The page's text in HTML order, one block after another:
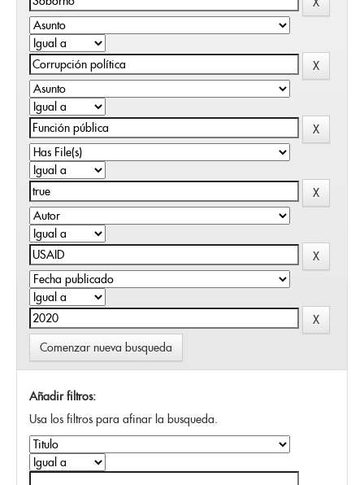
Comenzar nueva busqueda
Añadir filtros:
Usa los filtros para afinar la busqueda.